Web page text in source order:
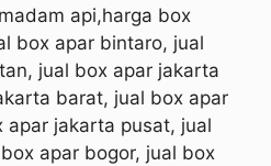
api,harga box
box apar bintaro, jual
jual box apar jakarta
barat, jual box apar
apar jakarta pusat, jual
apar bogor, jual box